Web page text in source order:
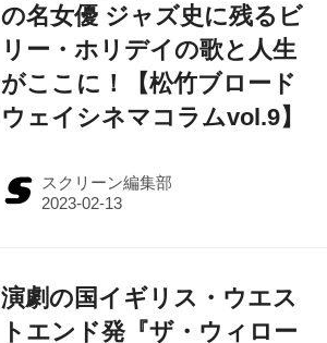
の名女優 ジャズ史に残るビ
リー・ホリデイの歌と人生
がここに！【松竹ブロード
ウェイシネマコラムvol.9】
スクリーン編集部
演劇の国イギリス・ウエス
トエンド発『ザ・ウィロー